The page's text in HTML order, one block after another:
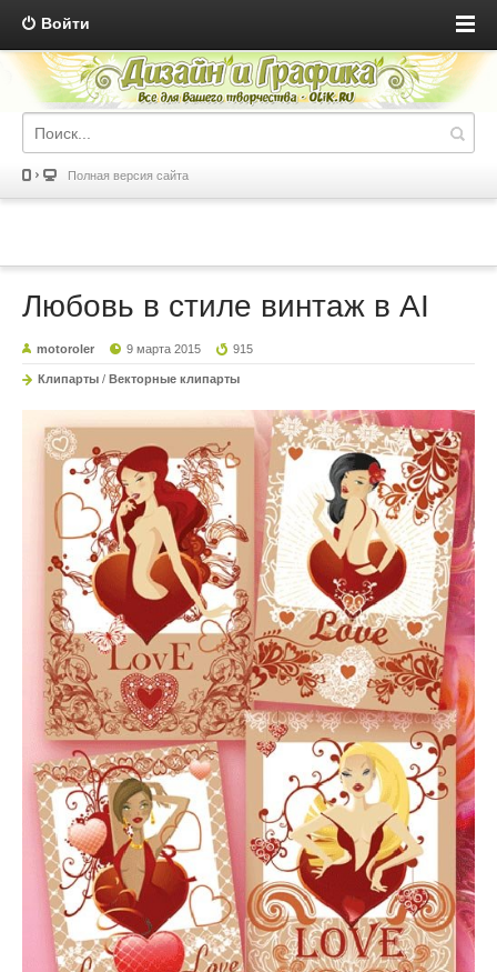
Войти
Полная версия сайта
Любовь в стиле винтаж в AI
motoroler 9 марта 2015 915
Клипарты / Векторные клипарты